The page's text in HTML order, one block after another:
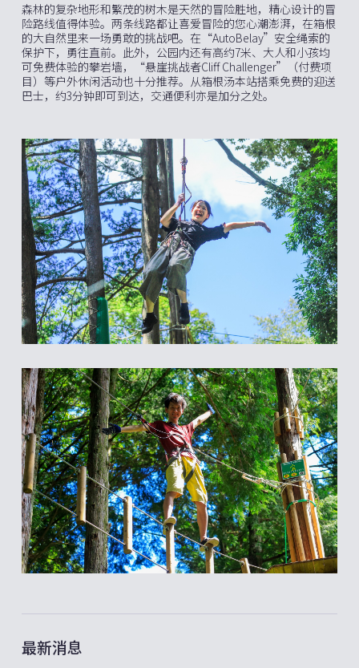
森林的复杂地形和繁茂的树木是天然的冒险胜地，精心设计的冒
险路线值得体验。两条线路都让喜爱冒险的您心潮澎湃，在箱根
的大自然里来一场勇敢的挑战吧。在“AutoBelay”安全绳索的
保护下，勇往直前。此外，公园内还有高约7米、大人和小孩均
可免费体验的攀岩墙，“悬崖挑战者Cliff Challenger”（付费项
目）等户外休闲活动也十分推荐。从箱根汤本站搭乘免费的迎送
巴士，约3分钟即可到达，交通便利亦是加分之处。
最新消息